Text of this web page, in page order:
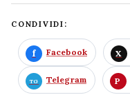
CONDIVIDI:
Facebook
Telegram